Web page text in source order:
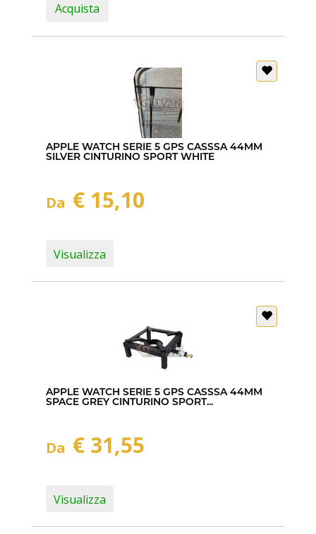
Acquista
APPLE WATCH SERIE 5 GPS CASSSA 44MM
SILVER CINTURINO SPORT WHITE
Da € 15,10
Visualizza
APPLE WATCH SERIE 5 GPS CASSSA 44MM
SPACE GREY CINTURINO SPORT...
Da € 31,55
Visualizza